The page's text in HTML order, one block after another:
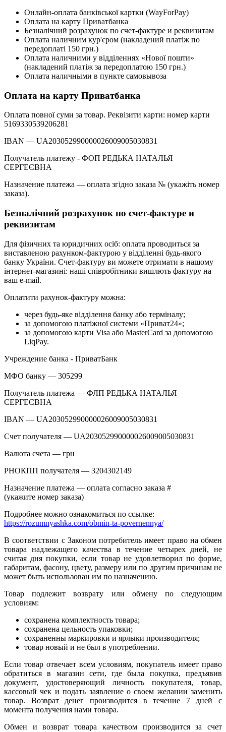
Онлайн-оплата банківської картки (WayForPay)
Оплата на карту Приватбанка
Безналічний розрахунок по счет-фактуре и реквизитам
Оплата наличним кур'єром (накладений платіж по
передоплаті 150 грн.)
Оплата наличними у відділеннях «Нової пошти»
(накладений платіж за передоплатою 150 грн.)
Оплата наличными в пункте самовывоза
Оплата на карту Приватбанка
Оплата повної суми за товар. Реквізити карти: номер карти
5169330539206281
IBAN — UA203052990000026009005030831
Получатель платежу - ФОП РЕДЬКА НАТАЛЬЯ
СЕРГЕЄВНА
Назначение платежа — оплата згідно заказа № (укажіть номер
заказа).
Безналічний розрахунок по счет-фактуре и
реквизитам
Для фізичних та юридичних осіб: оплата проводиться за
виставленою рахунком-фактурою у відділенні будь-якого
банку України. Счет-фактуру ви можете отримати в нашому
інтернет-магазині: наші співробітники вишлють фактуру на
ваш e-mail.
Оплатити рахунок-фактуру можна:
через будь-яке відділення банку або терміналу;
за допомогою платіжної системи «Приват24»;
за допомогою карти Visa або MasterCard за допомогою
LiqPay.
Учреждение банка - ПриватБанк
МФО банку — 305299
Получатель платежа — ФЛП РЕДЬКА НАТАЛЬЯ
СЕРГЕЄВНА
IBAN — UA203052990000026009005030831
Счет получателя — UA203052990000026009005030831
Валюта счета — грн
РНОКПП получателя — 3204302149
Назначение платежа — оплата согласно заказа #
(укажите номер заказа)
Подробнее можно ознакомиться по ссылке:
https://rozumnyashka.com/obmin-ta-povernennya/
В соответствии с Законом потребитель имеет право на обмен
товара надлежащего качества в течение четырех дней, не
считая дня покупки, если товар не удовлетворил по форме,
габаритам, фасону, цвету, размеру или по другим причинам не
может быть использован им по назначению.
Товар подлежит возврату или обмену по следующим
условиям:
сохранена комплектность товара;
сохранена цельность упаковки;
сохраненны маркировки и ярлыки производителя;
товар новый и не был в употреблении.
Если товар отвечает всем условиям, покупатель имеет право
обратиться в магазин сети, где была покупка, предъявив
документ, удостоверяющий личность покупателя, товар,
кассовый чек и подать заявление о своем желании заменить
товар. Возврат денег производится в течение 7 дней с
момента получения нами товара.
Обмен и возврат товара качеством производится за счет